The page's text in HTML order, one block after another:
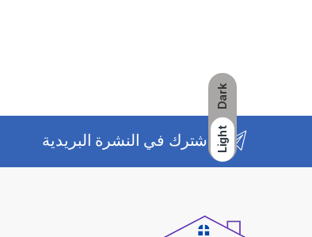
Dark
Light اشترك في النشرة البريدية